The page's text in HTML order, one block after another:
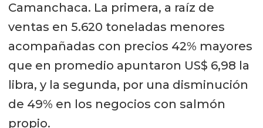
Camanchaca. La primera, a raíz de
ventas en 5.620 toneladas menores
acompañadas con precios 42% mayores
que en promedio apuntaron US$ 6,98 la
libra, y la segunda, por una disminución
de 49% en los negocios con salmón
propio.